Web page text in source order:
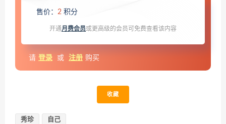
售价： 2 积分
开通月费会员或更高级的会员可免费查看该内容
请 登录 或 注册 购买
收藏
秀珍 自己